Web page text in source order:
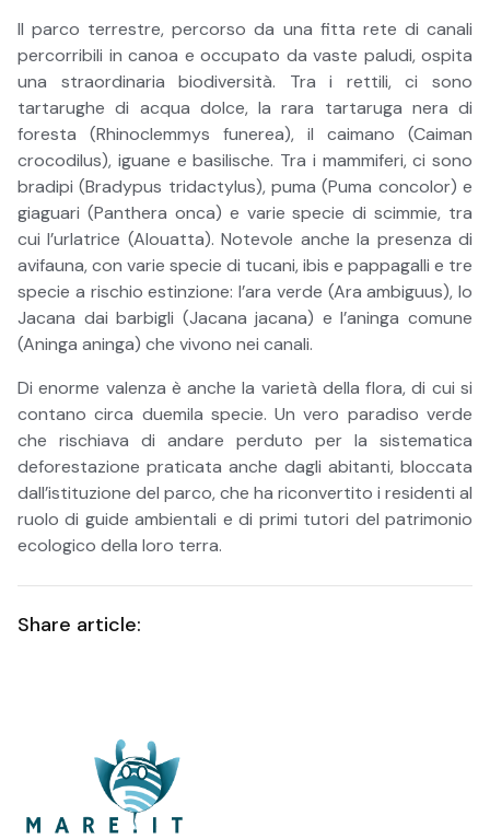
Il parco terrestre, percorso da una fitta rete di canali
percorribili in canoa e occupato da vaste paludi, ospita
una straordinaria biodiversità. Tra i rettili, ci sono
tartarughe di acqua dolce, la rara tartaruga nera di
foresta (Rhinoclemmys funerea), il caimano (Caiman
crocodilus), iguane e basilische. Tra i mammiferi, ci sono
bradipi (Bradypus tridactylus), puma (Puma concolor) e
giaguari (Panthera onca) e varie specie di scimmie, tra
cui l’urlatrice (Alouatta). Notevole anche la presenza di
avifauna, con varie specie di tucani, ibis e pappagalli e tre
specie a rischio estinzione: l’ara verde (Ara ambiguus), lo
Jacana dai barbigli (Jacana jacana) e l’aninga comune
(Aninga aninga) che vivono nei canali.
Di enorme valenza è anche la varietà della flora, di cui si
contano circa duemila specie. Un vero paradiso verde
che rischiava di andare perduto per la sistematica
deforestazione praticata anche dagli abitanti, bloccata
dall’istituzione del parco, che ha riconvertito i residenti al
ruolo di guide ambientali e di primi tutori del patrimonio
ecologico della loro terra.
Share article: